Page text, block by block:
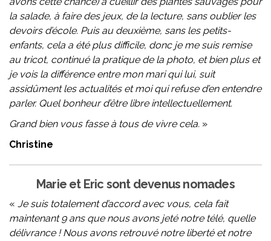
la salade, à faire des jeux, de la lecture, sans oublier les
devoirs d’école. Puis au deuxième, sans les petits-
enfants, cela a été plus difficile, donc je me suis remise
au tricot, continué la pratique de la photo, et bien plus et
je vois la différence entre mon mari qui lui, suit
assidûment les actualités et moi qui refuse d’en entendre
parler. Quel bonheur d’être libre intellectuellement.
Grand bien vous fasse à tous de vivre cela. »
Christine
Marie et Eric sont devenus nomades
« Je suis totalement d’accord avec vous, cela fait
maintenant 9 ans que nous avons jeté notre télé, quelle
délivrance ! Nous avons retrouvé notre liberté et notre